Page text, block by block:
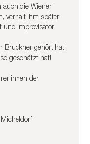
auch die Wiener
verhalf ihm später
und Improvisator.
Bruckner gehört hat,
geschätzt hat!
der